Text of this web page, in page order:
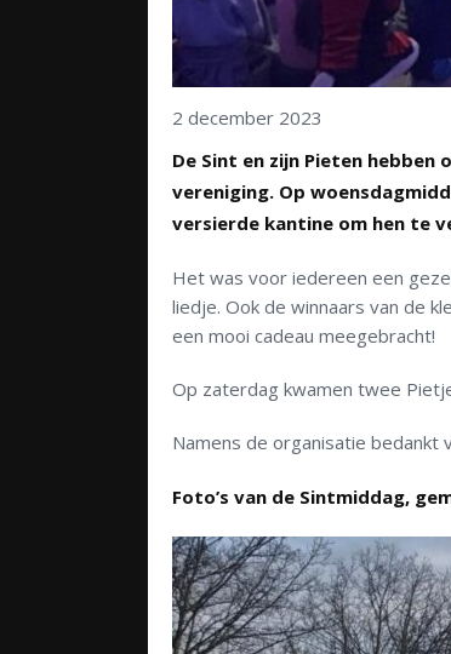
2 december 2023
De Sint en zijn Pieten
vereniging. Op
versierde kantine om hen te
Het was voor iedereen een
liedje. Ook de winnaars van de
een mooi cadeau meegebracht!
Op zaterdag kwamen twee
Namens de organisatie bedankt
Foto’s van de Sintmiddag,